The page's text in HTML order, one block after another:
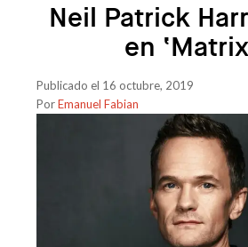
Neil Patrick
en
Publicado el 16 octubre, 2019
PorEmanuel Fabian